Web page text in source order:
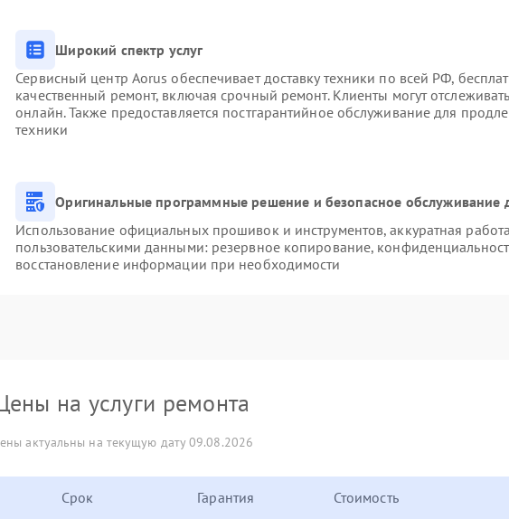
Широкий спектр услуг
Сервисный центр Aorus обеспечивает доставку техники по всей РФ,
качественный ремонт, включая срочный ремонт. Клиенты могут отслеживать
онлайн. Также предоставляется постгарантийное обслуживание для
техники
Оригинальные программные решение и безопасное обслуживание
Использование официальных прошивок и инструментов, аккуратная
пользовательскими данными: резервное копирование,
восстановление информации при необходимости
на услуги ремонта
актуальны на текущую дату 09.08.2026
Срок Гарантия Стоимость